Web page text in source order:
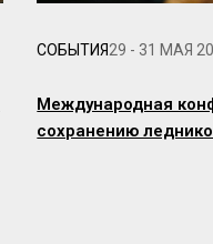
СОБЫТИЯ29 - 31 МАЯ
Международная
сохранению